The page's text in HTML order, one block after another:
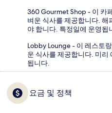
360 Gourmet Shop - 이 카
벼운 식사를 제공합니다. 해
야 합니다. 특정일에 운영됩
Lobby Lounge - 이 레스토
운 식사를 제공합니다. 미리
됩니다.
요금 및 정책